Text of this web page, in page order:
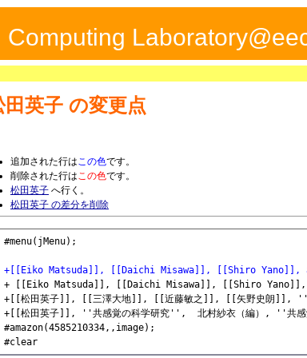
田英子 の変更点
追加された行はこの色です。
削除された行はこの色です。
松田英子 へ行く。
松田英子 の差分を削除
+[[Eiko Matsuda]], [[Daichi Misawa]], [[Shiro Yano]],
+ [[Eiko Matsuda]], [[Daichi Misawa]], [[Shiro Yano]],
+[[松田英子]], [[三澤大地]], [[近藤敏之]], [[矢野史朗]], ''[[嗅
+[[松田英子]], ''共感覚の科学研究'',  北村紗衣（編）, ''共感覚
#amazon(4585210334,,image);